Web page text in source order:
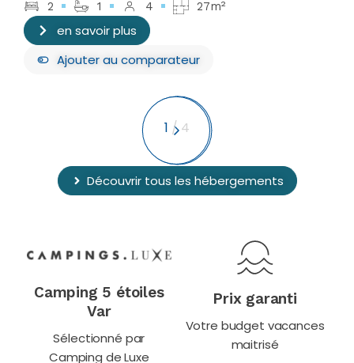
2
1 4 27m²
en savoir plus
Ajouterau comparateur
1 /4
Découvrir tous les hébergements
Camping 5 étoiles
Var
Sélectionné par
Camping de Luxe
Prix garanti
Votre budget vacances
maitrisé